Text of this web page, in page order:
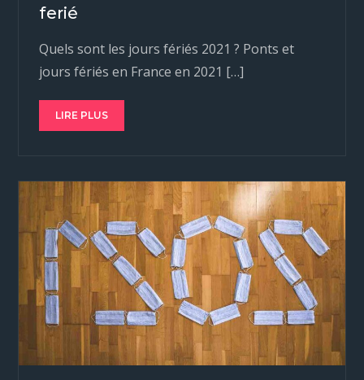
ferié
Quels sont les jours fériés 2021 ? Ponts et
jours fériés en France en 2021 […]
LIRE PLUS